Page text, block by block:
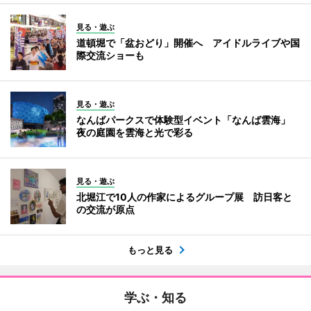
見る・遊ぶ
道頓堀で「盆おどり」開催へ アイドルライブや国
際交流ショーも
見る・遊ぶ
なんばパークスで体験型イベント「なんば雲海」
夜の庭園を雲海と光で彩る
見る・遊ぶ
北堀江で10人の作家によるグループ展 訪日客と
の交流が原点
もっと見る
学ぶ・知る